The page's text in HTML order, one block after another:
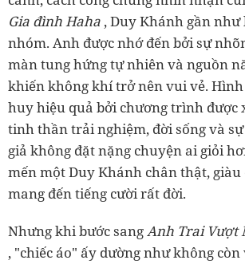
Gia đình Haha , Duy Khánh gần như
nhóm. Anh được nhớ đến bởi sự
màn tung hứng tự nhiên và nguồn
khiến không khí trở nên vui vẻ.
huy hiệu quả bởi chương trình được
tinh thần trải nghiệm, đời sống và
giả không đặt nặng chuyện ai giỏi
mến một Duy Khánh chân thật, giàu
mang đến tiếng cười rất đời.
Nhưng khi bước sangAnh Trai Vượt
, "chiếc áo" ấy dường như không